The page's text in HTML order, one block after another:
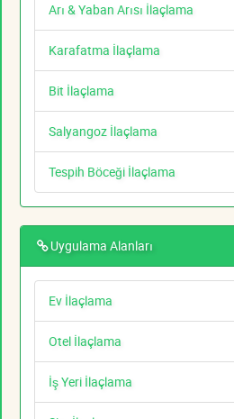
Arı & Yaban Arısı İlaçlama
Karafatma İlaçlama
Bit İlaçlama
Salyangoz İlaçlama
Tespih Böceği İlaçlama
Uygulama Alanları
Ev İlaçlama
Otel İlaçlama
İş Yeri İlaçlama